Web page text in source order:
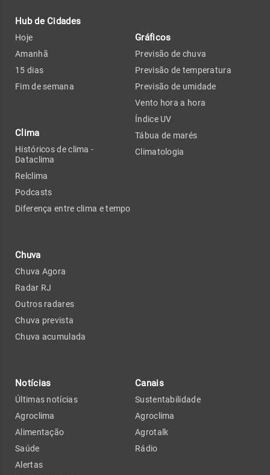
Hub de Cidades
Hoje
Amanhã
15 dias
Fim de semana
Clima
Históricos de clima -
Dataclima
Relclima
Podcasts
Diferença entre clima e tempo
Chuva
Chuva Agora
Radar RJ
Outros radares
Chuva prevista
Chuva acumulada
Gráficos
Previsão de chuva
Previsão de temperatura
Previsão de umidade
Vento hora a hora
Índice UV
Tábua de marés
Climatologia
Notícias
Últimas notícias
Agroclima
Alimentação
Saúde
Alertas
Canais
Sustentabilidade
Agroclima
Agrotalk
Rádio